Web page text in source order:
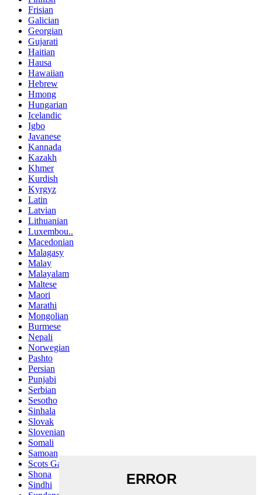
Frisian
Galician
Georgian
Gujarati
Haitian
Hausa
Hawaiian
Hebrew
Hmong
Hungarian
Icelandic
Igbo
Javanese
Kannada
Kazakh
Khmer
Kurdish
Kyrgyz
Latin
Latvian
Lithuanian
Luxembou..
Macedonian
Malagasy
Malay
Malayalam
Maltese
Maori
Marathi
Mongolian
Burmese
Nepali
Norwegian
Pashto
Persian
Punjabi
Serbian
Sesotho
Sinhala
Slovak
Slovenian
Somali
Samoan
Scots Gaelic
Shona
Sindhi